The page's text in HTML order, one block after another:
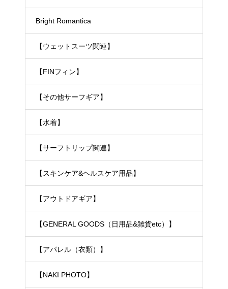
Bright Romantica
【ウェットスーツ関連】
【FINフィン】
【その他サーフギア】
【水着】
【サーフトリップ関連】
【スキンケア&ヘルスケア用品】
【アウトドアギア】
【GENERAL GOODS（日用品&雑貨etc）】
【アパレル（衣類）】
【NAKI PHOTO】